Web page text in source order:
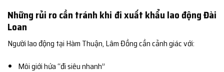
Những rủi ro cần tránh khi đi xuất khẩu lao động Đài
Loan
Người lao động tại Hàm Thuận, Lâm Đồng cần cảnh giác với:
Môi giới hứa “đi siêu nhanh”